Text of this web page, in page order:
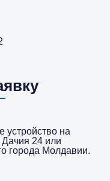
устройство на
Дачия 24 или
города Молдавии.